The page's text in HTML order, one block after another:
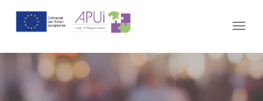
Toggle